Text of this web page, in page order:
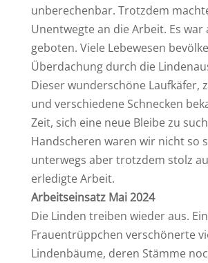
unberechenbar. Trotzdem
Unentwegte an die Arbeit. Es
geboten. Viele Lebewesen
Überdachung durch die
Dieser wunderschöne Laufkäfer,
und verschiedene Schnecken
Zeit, sich eine neue Bleibe zu
Handscheren waren wir nicht so
unterwegs aber trotzdem stolz
erledigte Arbeit.
Arbeitseinsatz Mai 2024
Die Linden treiben wieder aus.
Frauentrüppchen verschönerte
Lindenbäume, deren Stämme